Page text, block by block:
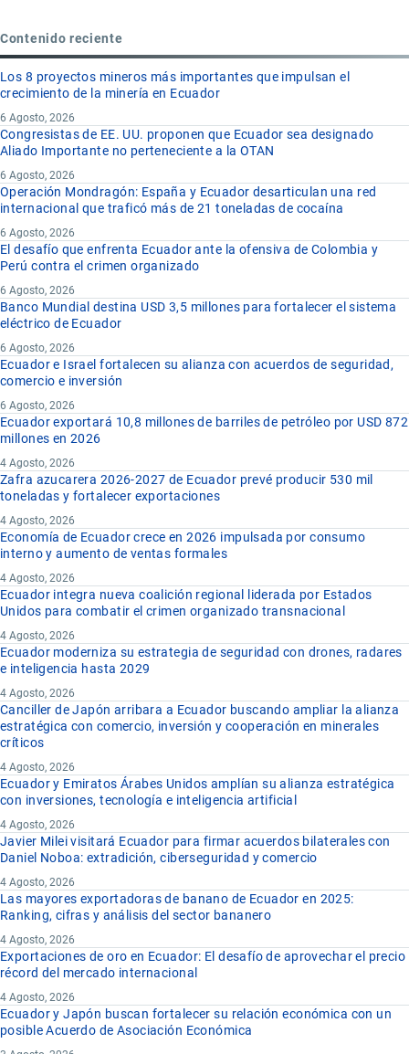
Contenido reciente
Los 8 proyectos mineros más importantes que impulsan el
crecimiento de la minería en Ecuador
6 Agosto, 2026
Congresistas de EE. UU. proponen que Ecuador sea designado
Aliado Importante no perteneciente a la OTAN
6 Agosto, 2026
Operación Mondragón: España y Ecuador desarticulan una red
internacional que traficó más de 21 toneladas de cocaína
6 Agosto, 2026
El desafío que enfrenta Ecuador ante la ofensiva de Colombia y
Perú contra el crimen organizado
6 Agosto, 2026
Banco Mundial destina USD 3,5 millones para fortalecer el sistema
eléctrico de Ecuador
6 Agosto, 2026
Ecuador e Israel fortalecen su alianza con acuerdos de seguridad,
comercio e inversión
6 Agosto, 2026
Ecuador exportará 10,8 millones de barriles de petróleo por USD 872
millones en 2026
4 Agosto, 2026
Zafra azucarera 2026-2027 de Ecuador prevé producir 530 mil
toneladas y fortalecer exportaciones
4 Agosto, 2026
Economía de Ecuador crece en 2026 impulsada por consumo
interno y aumento de ventas formales
4 Agosto, 2026
Ecuador integra nueva coalición regional liderada por Estados
Unidos para combatir el crimen organizado transnacional
4 Agosto, 2026
Ecuador moderniza su estrategia de seguridad con drones, radares
e inteligencia hasta 2029
4 Agosto, 2026
Canciller de Japón arribara a Ecuador buscando ampliar la alianza
estratégica con comercio, inversión y cooperación en minerales
críticos
4 Agosto, 2026
Ecuador y Emiratos Árabes Unidos amplían su alianza estratégica
con inversiones, tecnología e inteligencia artificial
4 Agosto, 2026
Javier Milei visitará Ecuador para firmar acuerdos bilaterales con
Daniel Noboa: extradición, ciberseguridad y comercio
4 Agosto, 2026
Las mayores exportadoras de banano de Ecuador en 2025:
Ranking, cifras y análisis del sector bananero
4 Agosto, 2026
Exportaciones de oro en Ecuador: El desafío de aprovechar el precio
récord del mercado internacional
4 Agosto, 2026
Ecuador y Japón buscan fortalecer su relación económica con un
posible Acuerdo de Asociación Económica